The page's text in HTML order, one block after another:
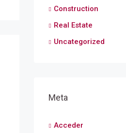
Construction
Real Estate
Uncategorized
Meta
Acceder